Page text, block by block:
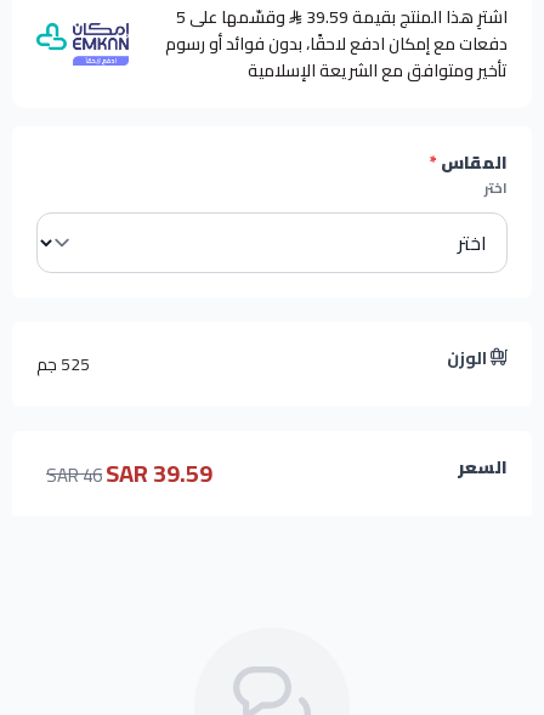
اشترِ هذا المنتج بقيمة 39.59
وقسّمها على 5
دفعات مع إمكان ادفع لاحقًا، بدون فوائد أو رسوم
تأخير ومتوافق مع الشريعة الإسلامية
المقاس*
اختر
الوزن 525 جم
السعر 39.59 SAR
46 SAR